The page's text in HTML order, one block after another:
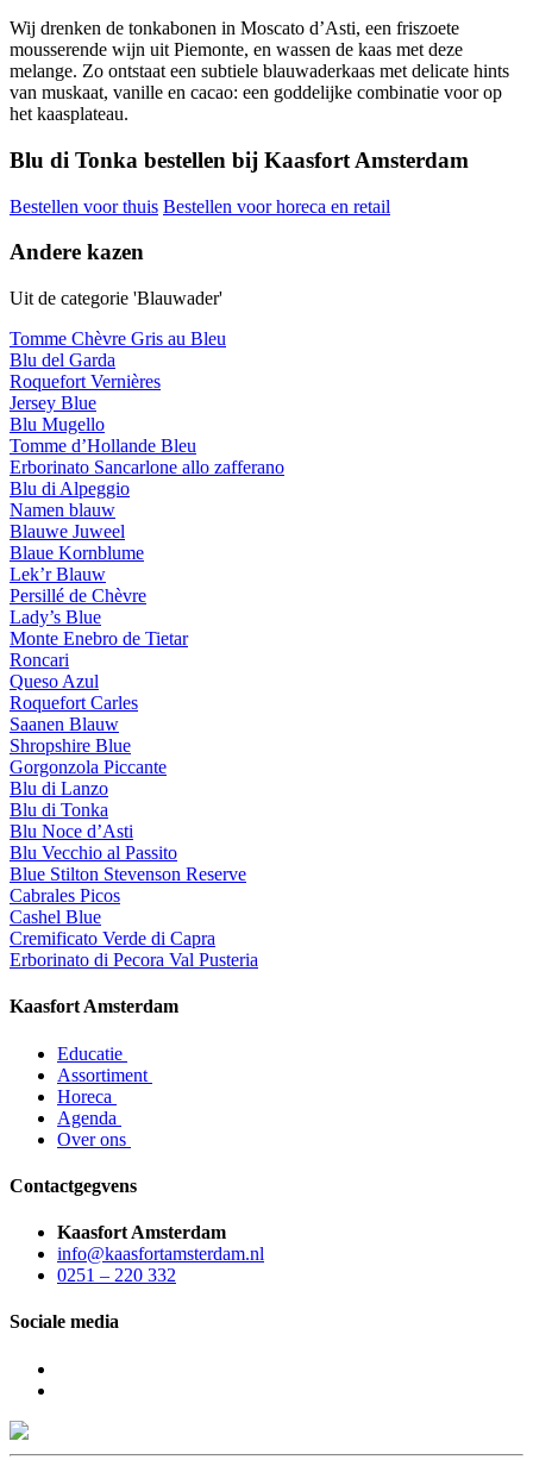
Wij drenken de tonkabonen in Moscato d’Asti, een friszoete
mousserende wijn uit Piemonte, en wassen de kaas met deze
melange. Zo ontstaat een subtiele blauwaderkaas met delicate hints
van muskaat, vanille en cacao: een goddelijke combinatie voor op
het kaasplateau.
Blu di Tonka bestellen bij Kaasfort Amsterdam
Bestellen voor thuis Bestellen voor horeca en retail
Andere kazen
Uit de categorie 'Blauwader'
Tomme Chèvre Gris au Bleu
Blu del Garda
Roquefort Vernières
Jersey Blue
Blu Mugello
Tomme d’Hollande Bleu
Erborinato Sancarlone allo zafferano
Blu di Alpeggio
Namen blauw
Blauwe Juweel
Blaue Kornblume
Lek’r Blauw
Persillé de Chèvre
Lady’s Blue
Monte Enebro de Tietar
Roncari
Queso Azul
Roquefort Carles
Saanen Blauw
Shropshire Blue
Gorgonzola Piccante
Blu di Lanzo
Blu di Tonka
Blu Noce d’Asti
Blu Vecchio al Passito
Blue Stilton Stevenson Reserve
Cabrales Picos
Cashel Blue
Cremificato Verde di Capra
Erborinato di Pecora Val Pusteria
Kaasfort Amsterdam
Educatie
Assortiment
Horeca
Agenda
Over ons
Contactgegvens
Kaasfort Amsterdam
info@kaasfortamsterdam.nl
0251 – 220 332
Sociale media